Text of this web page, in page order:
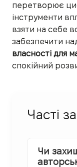
перетворює
інструменти
взяти на себе
забезпечити
власності для
спокійний
Часті
Чи